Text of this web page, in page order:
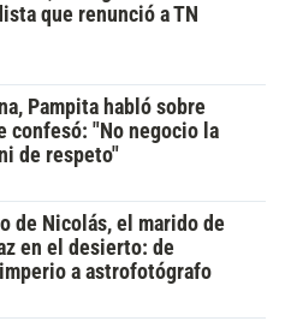
que renunció a TN
Pampita habló sobre
confesó: "No negocio la
de respeto"
de Nicolás, el marido de
en el desierto: de
a astrofotógrafo